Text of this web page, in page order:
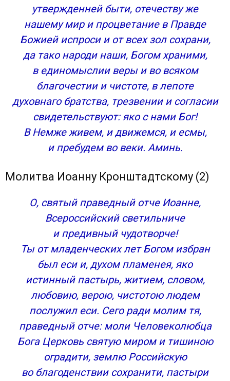
утвержденней быти, отечеству же
нашему мир и процветание в Правде
Божией испроси и от всех зол сохрани,
да тако народи наши, Богом храними,
в единомыслии веры и во всяком
благочестии и чистоте, в лепоте
духовнаго братства, трезвении и согласии
свидетельствуют: яко с нами Бог!
В Немже живем, и движемся, и есмы,
и пребудем во веки. Аминь.
Молитва Иоанну Кронштадтскому (2)
О, святый праведный отче Иоанне,
Всероссийский светильниче
и предивный чудотворче!
Ты от младенческих лет Богом избран
был еси и, духом пламенея, яко
истинный пастырь, житием, словом,
любовию, верою, чистотою людем
послужил еси. Сего ради молим тя,
праведный отче: моли Человеколюбца
Бога Церковь святую миром и тишиною
оградити, землю Российскую
во благоденствии сохранити, пастыри